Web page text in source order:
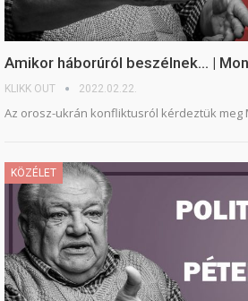
Amikor háborúról beszélnek… |
KLIKK OUT 2022.02.22.
Az orosz-ukrán konfliktusról kérdeztük meg
KÖZÉLET